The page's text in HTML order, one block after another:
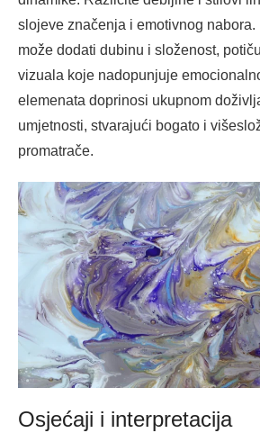
slojeve značenja i emotivnog nabora.
može dodati dubinu i složenost,
vizuala koje nadopunjuje
elemenata doprinosi ukupnom
umjetnosti, stvarajući bogato i
promatrače.
Osjećaji i interpretacija